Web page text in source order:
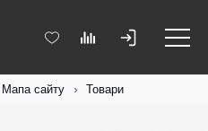
Мапа сайту Товари